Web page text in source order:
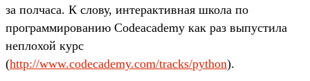
за полчаса. К слову, интерактивная школа по
программированию Codeacademy как раз выпустила
неплохой курс
(http://www.codecademy.com/tracks/python).